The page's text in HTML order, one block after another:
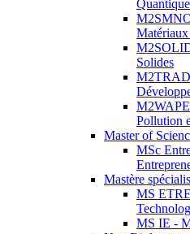
Solides
Pollution
Master of
MSc
Mastère
MS
MS IE -